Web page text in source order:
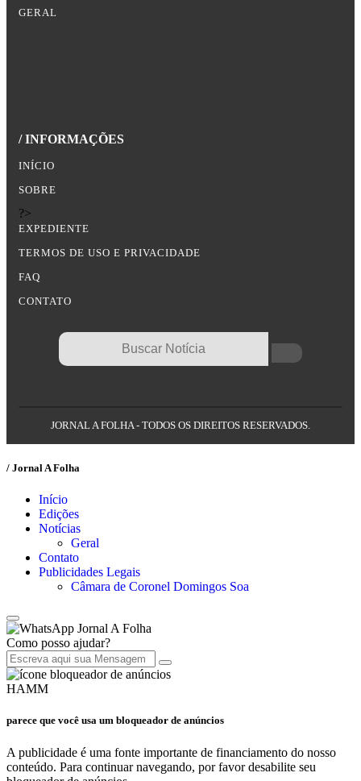
GERAL
/ INFORMAÇÕES
INÍCIO
SOBRE
?>
EXPEDIENTE
TERMOS DE USO E PRIVACIDADE
FAQ
CONTATO
JORNAL A FOLHA - TODOS OS DIREITOS RESERVADOS.
/ Jornal A Folha
Início
Edições
Notícias
Geral
Contato
Publicidades Legais
Câmara de Coronel Domingos Soa
Jornal A Folha
Como posso ajudar?
HAMM
parece que você usa um bloqueador de anúncios
A publicidade é uma fonte importante de financiamento do nosso
conteúdo. Para continuar navegando, por favor desabilite seu